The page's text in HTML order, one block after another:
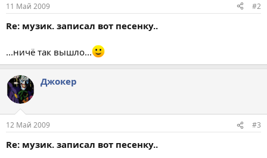
11 Май 2009 #2
Re: музик. записал вот песенку..
...ничё так вышло...
Джокер
12 Май 2009 #3
Re: музик. записал вот песенку..